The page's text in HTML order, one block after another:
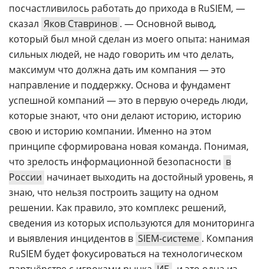
посчастливилось работать до прихода в RuSIEM, —
сказал Яков Ставринов . — Основной вывод,
который был мной сделан из моего опыта: нанимая
сильных людей, не надо говорить им что делать,
максимум что должна дать им компания — это
направление и поддержку. Основа и фундамент
успешной компаний — это в первую очередь люди,
которые знают, что они делают историю, историю
свою и историю компании. Именно на этом
принципе сформирована новая команда. Понимая,
что зрелость информационной безопасности в
России начинает выходить на достойный уровень, я
знаю, что нельзя построить защиту на одном
решении. Как правило, это комплекс решений,
сведения из которых используются для мониторинга
и выявления инцидентов в SIEM-системе . Компания
RuSIEM будет фокусироваться на технологическом